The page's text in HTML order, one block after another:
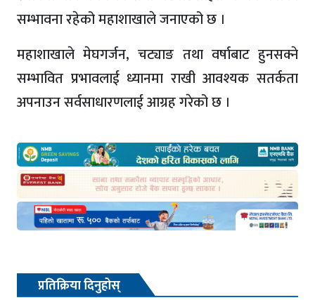
सम्भावना रहेको महाशाखाले जनाएको छ ।
महाशाखाले मेघगर्जन, चट्याङ तथा वर्षाबाट हुनसक्ने
सम्भावित प्रभावलाई ध्यानमा राखी आवश्यक सतर्कता
अपनाउन सर्वसाधारणलाई आग्रह गरेको छ ।
प्रतिक्रिया दिनुहोस्